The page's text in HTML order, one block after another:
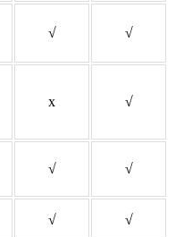
√ √
x √
√ √
√ √